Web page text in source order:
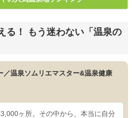
る！ もう迷わない「温泉の
／温泉ソムリエマスター&温泉健康
ヶ所。その中から、本当に自分